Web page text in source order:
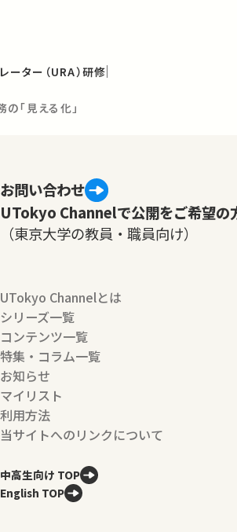
ーター（URA）研修
「見える化」
お問い合わせ
UTokyo Channelで公開をご希望の
（東京大学の教員・職員向け）
UTokyo Channelとは
シリーズ一覧
コンテンツ一覧
特集・コラム一覧
お知らせ
マイリスト
利用方法
当サイトへのリンクについて
中高生向け TOP
English TOP